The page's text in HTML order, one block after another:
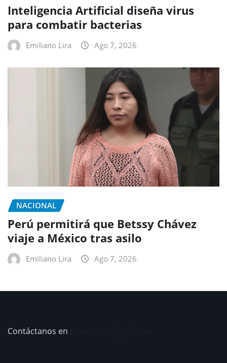
Inteligencia Artificial diseña virus
para combatir bacterias
Emiliano Lira Ago 7, 2026
NACIONAL
Perú permitirá que Betssy Chávez
viaje a México tras asilo
Emiliano Lira Ago 7, 2026
Contáctanos en